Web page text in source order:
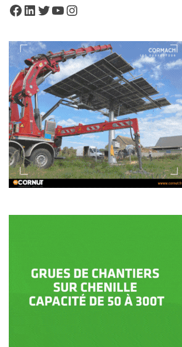
Facebook
LinkedIn
Twitter
YouTube
Instagram